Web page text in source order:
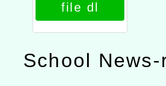
file dl
School